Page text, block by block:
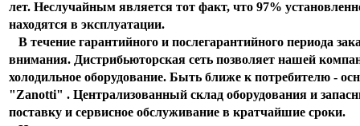
лет. Неслучайным является тот факт, что 97%
находятся в эксплуатации.
В течение гарантийного и послегарантийного периода
внимания. Дистрибьюторская сеть позволяет нашей
холодильное оборудование. Быть ближе к потребителю -
"Zanotti" . Централизованный склад оборудования и
поставку и сервисное обслуживание в кратчайшие сроки.